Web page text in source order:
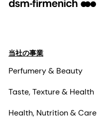
当社の事業
Perfumery & Beauty
Taste, Texture & Health
Health, Nutrition & Care